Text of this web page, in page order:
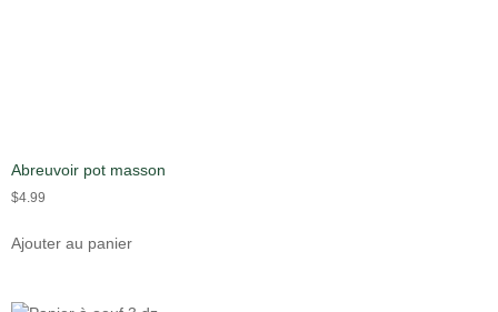
Abreuvoir pot masson
$4.99
Ajouter au panier